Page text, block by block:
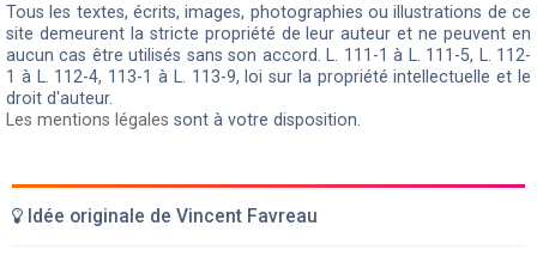
Tous les textes, écrits, images, photographies ou illustrations de ce
site demeurent la stricte propriété de leur auteur et ne peuvent en
aucun cas être utilisés sans son accord. L. 111-1 à L. 111-5, L. 112-
1 à L. 112-4, 113-1 à L. 113-9, loi sur la propriété intellectuelle et le
droit d'auteur.
Les mentions légales sont à votre disposition.
Idée originale de Vincent Favreau